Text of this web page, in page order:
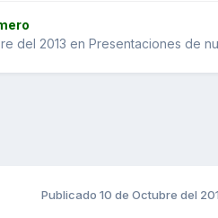
del 2013 en Presentaciones de
Publicado 10 de Octubre del